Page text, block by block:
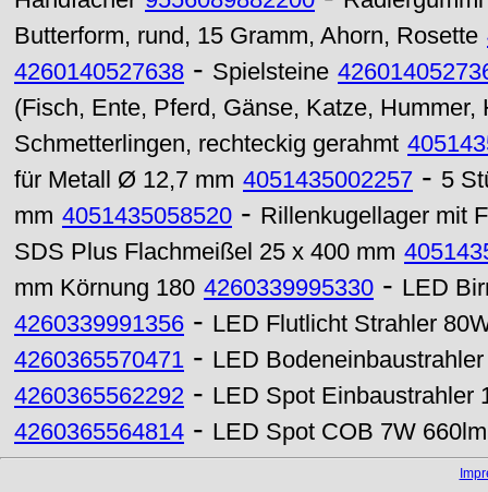
Butterform, rund, 15 Gramm, Ahorn, Rosette
4260140527638 - Spielsteine
(Fisch, Ente, Pferd, Gänse, Katze, Hummer,
Schmetterlingen, rechteckig gerahmt
für Metall Ø 12,7 mm 4051435002257 - 5
mm 4051435058520 - Rillenkugellager mit
SDS Plus Flachmeißel 25 x 400 mm
mm Körnung 180 4260339995330 - LED
4260339991356 - LED Flutlicht Strahler
4260365570471 - LED
4260365562292 - LED Spot Einbaustrahler
4260365564814 - LED Spot COB 7W